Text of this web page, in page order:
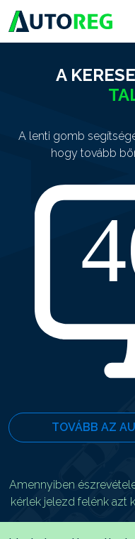
A
A lenti gomb
hogy tovább
TOVÁBB AZ
Amennyiben
kérlek jelezd felénk azt